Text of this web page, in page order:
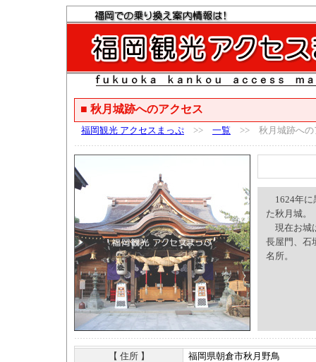
■ 秋月城跡へのアクセス
福岡観光 アクセスまっぷ >> 一覧 >> 秋月城跡への
1624年に
た秋月城。
現在お城
長屋門、石
名所。
【 住所 】
福岡県朝倉市秋月野鳥